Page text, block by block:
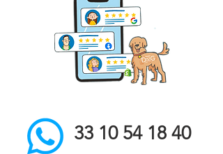
el mejor entrenador de
perros a domicilio qro ver
pue gdl cdmx mty cdmx
modest dog adiestramiento
33 10 54 18 40